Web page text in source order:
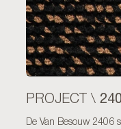
PROJECT \
De Van Besouw 2406